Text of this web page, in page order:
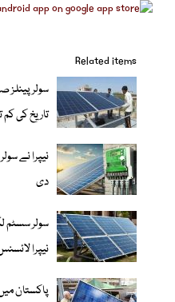
Related items
سولر پینلز
تاریخ کی
نیپرا نے
دی
سولر سسٹم
نیپرا
پاکستان